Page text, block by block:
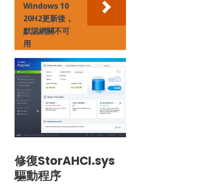
Windows 10
20H2更新後，
默認網關不可
用
修復StorAHCI.sys
驅動程序